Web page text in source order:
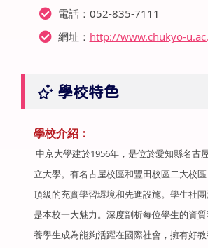
電話：052-835-7111
網址： http://www.chukyo-
學校特色
學校介紹：
中京大學建於1956年，是位於愛知縣名古
立大學。有名古屋校區和豐田校區二大校
頂級的充實學習環境和先進設施。學生社
是本校一大魅力。深度剖析每位學生的資
養學生成為能夠活躍在國際社會，擁有好